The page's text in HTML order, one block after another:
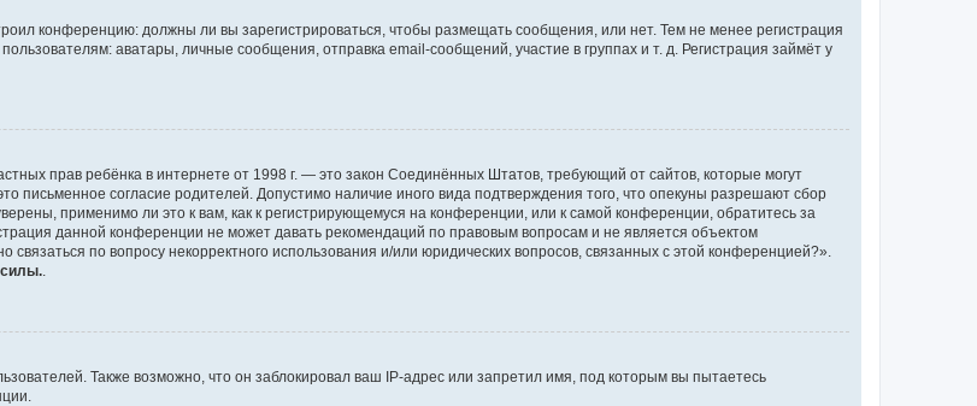
конференцию: должны ли вы зарегистрироваться, чтобы размещать сообщения, или нет. Тем не менее регистрация
аватары, личные сообщения, отправка email-сообщений, участие в группах и т. д. Регистрация займёт у
прав ребёнка в интернете от 1998 г. — это закон Соединённых Штатов, требующий от сайтов, которые могут
согласие родителей. Допустимо наличие иного вида подтверждения того, что опекуны разрешают сбор
применимо ли это к вам, как к регистрирующемуся на конференции, или к самой конференции, обратитесь за
данной конференции не может давать рекомендаций по правовым вопросам и не является объектом
по вопросу некорректного использования и/или юридических вопросов, связанных с этой конференцией?».
силы.
Также возможно, что он заблокировал ваш IP-адрес или запретил имя, под которым вы пытаетесь